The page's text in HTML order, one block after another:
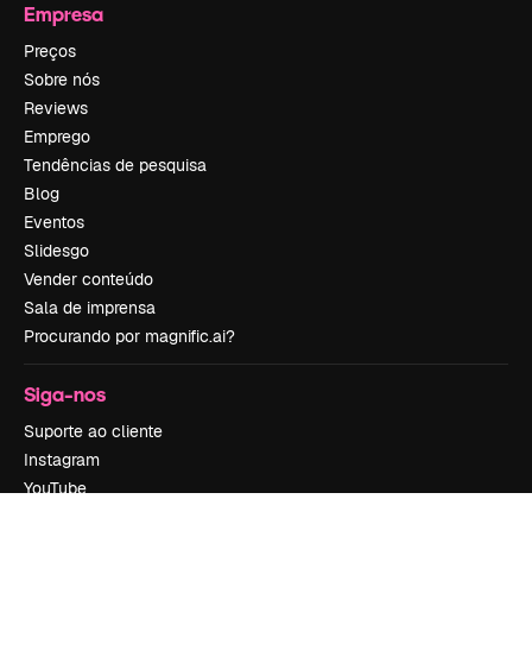
Empresa
Preços
Sobre nós
Reviews
Emprego
Tendências de pesquisa
Blog
Eventos
Slidesgo
Vender conteúdo
Sala de imprensa
Procurando por magnific.ai?
Siga-nos
Suporte ao cliente
Instagram
YouTube